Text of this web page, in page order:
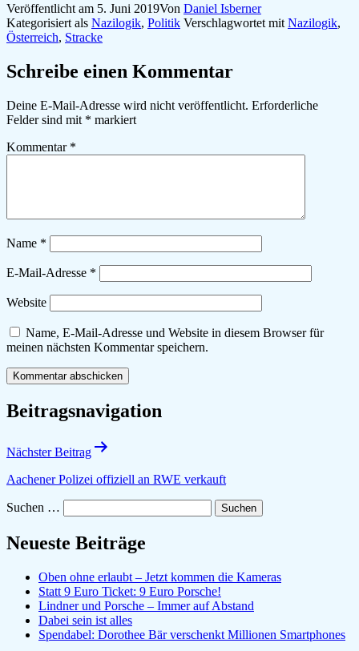
Veröffentlicht am 5. Juni 2019Von Daniel Isberner
Kategorisiert als Nazilogik, Politik Verschlagwortet mit Nazilogik,
Österreich, Stracke
Schreibe einen Kommentar
Deine E-Mail-Adresse wird nicht veröffentlicht. Erforderliche
Felder sind mit * markiert
Kommentar *
Name *
E-Mail-Adresse *
Website
Name, E-Mail-Adresse und Website in diesem Browser für
meinen nächsten Kommentar speichern.
Beitragsnavigation
Nächster Beitrag
Aachener Polizei offiziell an RWE verkauft
Suchen …
Neueste Beiträge
Oben ohne erlaubt – Jetzt kommen die Kameras
Statt 9 Euro Ticket: 9 Euro Porsche!
Lindner und Porsche – Immer auf Abstand
Dabei sein ist alles
Spendabel: Dorothee Bär verschenkt Millionen Smartphones